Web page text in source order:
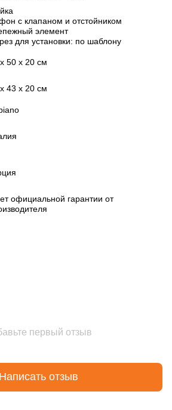
с клапаном и отстойником
элемент
для установки: по шаблону
50 х 20 см
43 х 20 см
официальной гарантии от
первый отзыв
Написать отзыв